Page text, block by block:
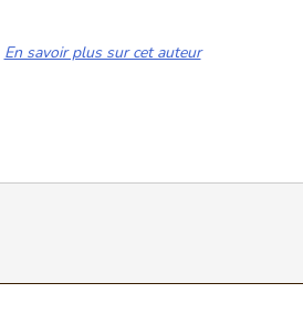
En savoir plus sur cet auteur